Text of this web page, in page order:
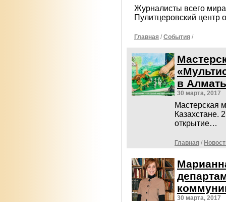
Журналисты всего мира
Пулитцеровский центр
Главная /События /
в
30 марта, 2017
Мастерская
Казахстане.
открытие…
Главная /
30 марта, 2017